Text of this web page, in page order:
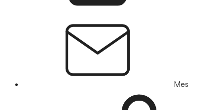
Mes